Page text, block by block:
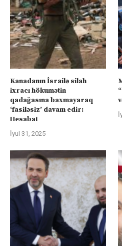
Kanadanın İsrailə silah
ixracı hökumətin
qadağasına baxmayaraq
‘fasiləsiz’ davam edir:
Hesabat
İyul 31, 2025